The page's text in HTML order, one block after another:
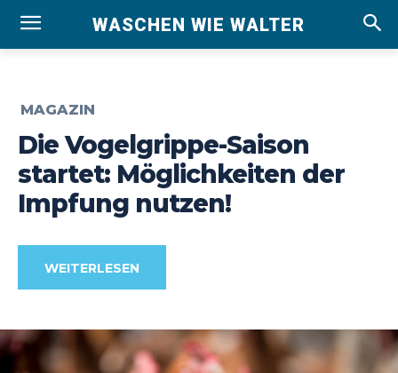
WASCHEN WIE WALTER
MAGAZIN
Die Vogelgrippe-Saison
startet: Möglichkeiten der
Impfung nutzen!
WEITERLESEN